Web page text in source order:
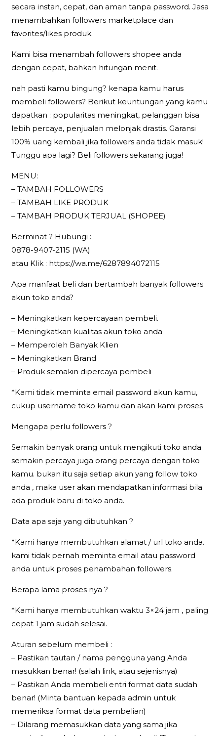
secara instan, cepat, dan aman tanpa password. Jasa
menambahkan followers marketplace dan
favorites/likes produk.
Kami bisa menambah followers shopee anda
dengan cepat, bahkan hitungan menit.
nah pasti kamu bingung? kenapa kamu harus
membeli followers? Berikut keuntungan yang kamu
dapatkan : popularitas meningkat, pelanggan bisa
lebih percaya, penjualan melonjak drastis. Garansi
100% uang kembali jika followers anda tidak masuk!
Tunggu apa lagi? Beli followers sekarang juga!
MENU:
– TAMBAH FOLLOWERS
– TAMBAH LIKE PRODUK
– TAMBAH PRODUK TERJUAL (SHOPEE)
Berminat ? Hubungi :
0878-9407-2115 (WA)
atau Klik : https://wa.me/6287894072115
Apa manfaat beli dan bertambah banyak followers
akun toko anda?
– Meningkatkan kepercayaan pembeli.
– Meningkatkan kualitas akun toko anda
– Memperoleh Banyak Klien
– Meningkatkan Brand
– Produk semakin dipercaya pembeli
*Kami tidak meminta email password akun kamu,
cukup username toko kamu dan akan kami proses
Mengapa perlu followers ?
Semakin banyak orang untuk mengikuti toko anda
semakin percaya juga orang percaya dengan toko
kamu. bukan itu saja setiap akun yang follow toko
anda , maka user akan mendapatkan informasi bila
ada produk baru di toko anda.
Data apa saja yang dibutuhkan ?
*Kami hanya membutuhkan alamat / url toko anda.
kami tidak pernah meminta email atau password
anda untuk proses penambahan followers.
Berapa lama proses nya ?
*Kami hanya membutuhkan waktu 3×24 jam , paling
cepat 1 jam sudah selesai.
Aturan sebelum membeli :
– Pastikan tautan / nama pengguna yang Anda
masukkan benar! (salah link, atau sejenisnya)
– Pastikan Anda membeli entri format data sudah
benar! (Minta bantuan kepada admin untuk
memeriksa format data pembelian)
– Dilarang memasukkan data yang sama jika